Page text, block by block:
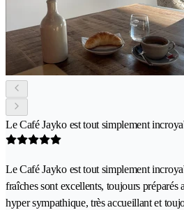
Le Café Jayko est tout simplement
Le Café Jayko est tout simplement
fraîches sont excellents, toujours préparés
hyper sympathique, très accueillant et